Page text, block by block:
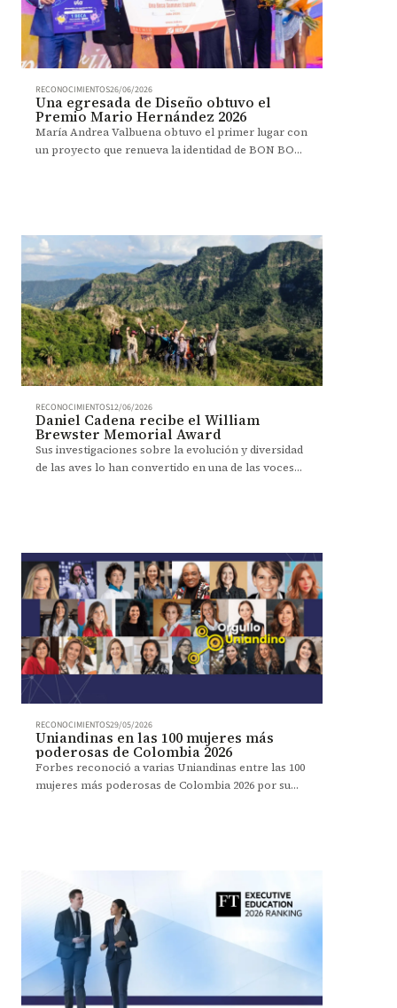
RECONOCIMIENTOS26/06/2026
Una egresada de Diseño obtuvo el
Premio Mario Hernández 2026
María Andrea Valbuena obtuvo el primer lugar con
un proyecto que renueva la identidad de BON BON
RECONOCIMIENTOS12/06/2026
Daniel Cadena recibe el William
Brewster Memorial Award
Sus investigaciones sobre la evolución y diversidad
de las aves lo han convertido en una de las voces
RECONOCIMIENTOS29/05/2026
Uniandinas en las 100 mujeres más
poderosas de Colombia 2026
Forbes reconoció a varias Uniandinas entre las 100
mujeres más poderosas de Colombia 2026 por su